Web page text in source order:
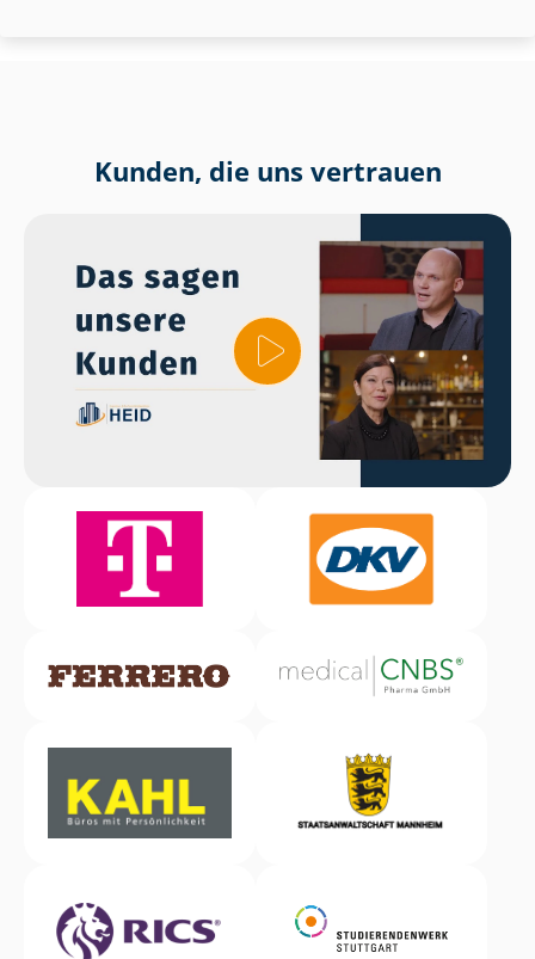
Kunden, die uns vertrauen